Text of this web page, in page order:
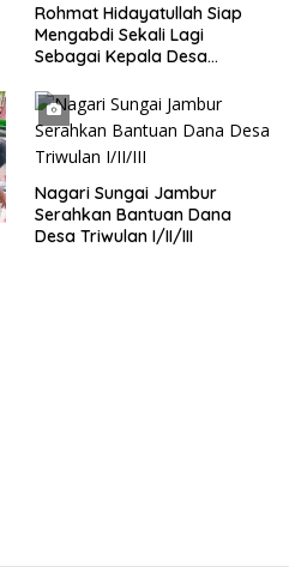
Rohmat Hidayatullah Siap
Mengabdi Sekali Lagi
Sebagai Kepala Desa
Nagari Sungai Jambur
Serahkan Bantuan Dana
Desa Triwulan I/II/III